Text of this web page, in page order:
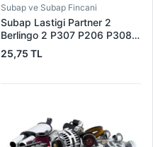
Subap ve Subap Fincani
Subap Lastigi Partner 2
Berlingo 2 P307 P206 P308
P207 P407 C3 C4 C5 2
Expert 3 Jumpy 3 Scudo 3
Fiesta 1,6TDCI Olcu:
25,75 TL